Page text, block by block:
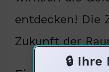
entdecken! Die
Zukunft der
🔒